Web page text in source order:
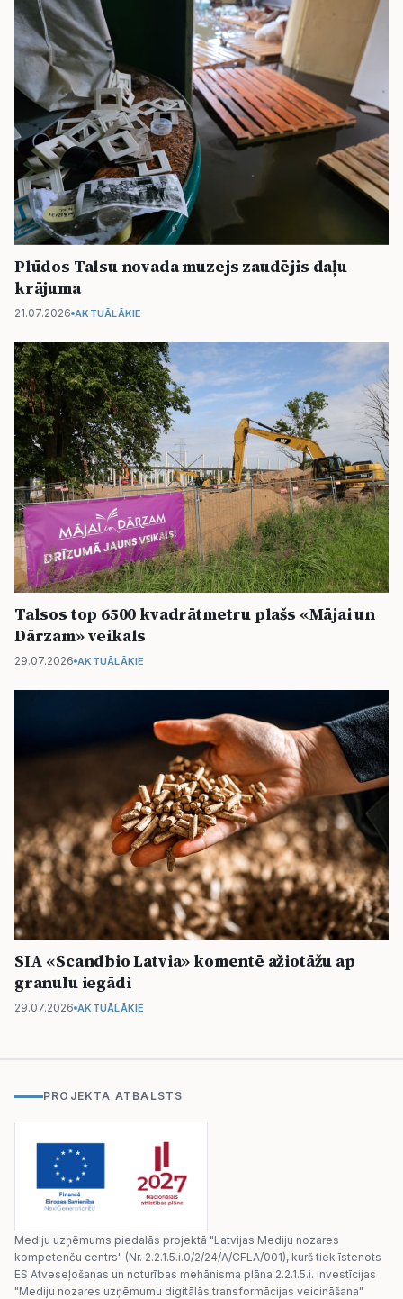
Plūdos Talsu novada muzejs zaudējis daļu
krājuma
21.07.2026 AKTUĀLĀKIE
Talsos top 6500 kvadrātmetru plašs «Mājai un
Dārzam» veikals
29.07.2026 AKTUĀLĀKIE
SIA «Scandbio Latvia» komentē ažiotāžu ap
granulu iegādi
29.07.2026 AKTUĀLĀKIE
PROJEKTA ATBALSTS
Mediju uzņēmums piedalās projektā "Latvijas Mediju nozares
kompetenču centrs" (Nr. 2.2.1.5.i.0/2/24/A/CFLA/001), kurš tiek īstenots
ES Atveseļošanas un noturības mehānisma plāna 2.2.1.5.i. investīcijas
"Mediju nozares uzņēmumu digitālās transformācijas veicināšana"